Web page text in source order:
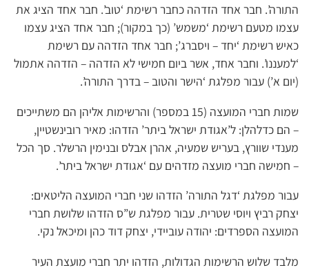
התורה’. חבר אחד הזדהה כחבר רשימת ‘טוב’. חבר אחד הציג את
עצמו מטעם רשימת ‘משמש’ (כך במקור); חבר אחד הציג עצמו
כאיש רשימת ‘יחד – ויסברג’; חבר אחד הזדהה עם רשימת
‘למעננו’. וחבר אחד, אשר ביום חמישי לא הזדהה – הזדהה אתמול
(יום א’) עבור מפלגת ‘הישר והטוב – בדרך התורה’.
שמות חברי המועצה (15 במספר) והרשימות אליהן הם משתייכים
– הם כדלהלן: ל’אגודת ישראל ביתר’ הזדהו: מאיר רובינשטיין,
מענדי שוורץ, בעריש שמעיה, אהרן אבלס ובנימין הרשלר. סך הכל
– חמישה חברי מועצה מזדהים עם ‘אגודת ישראל ביתר’.
עבור מפלגת ‘דגל התורה’ הזדהו שני חברי המועצה הליטאים:
יצחק רביץ ויוסי שטרית. עבור מפלגת ש”ס הזדהו שלושת חברי
המועצה הספרדים: יהודה עוביידי, יצחק דוד כהן ומיכאל נקי.
מלבד שלוש הרשימות הגדולות, הזדהו יתר חברי מועצת העיר